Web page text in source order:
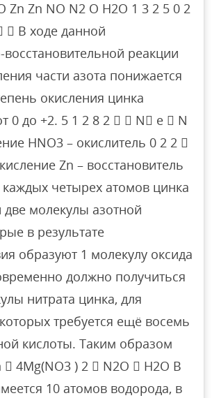
Zn Zn NO N2 O H2O 1 3 2 5 0 2
 В ходе данной
восстановительной реакции
части азота понижается
окисления цинка
0 до +2. 5 1 2 8 2   N e  N
HNO3 – окислитель 0 2 2 
Zn – восстановитель
четырех атомов цинка
молекулы азотной
в результате
образуют 1 молекулу оксида
должно получиться
нитрата цинка, для
требуется ещё восемь
кислоты. Таким образом
 4Mg(NO3 ) 2  N2O  H2O В
10 атомов водорода, в